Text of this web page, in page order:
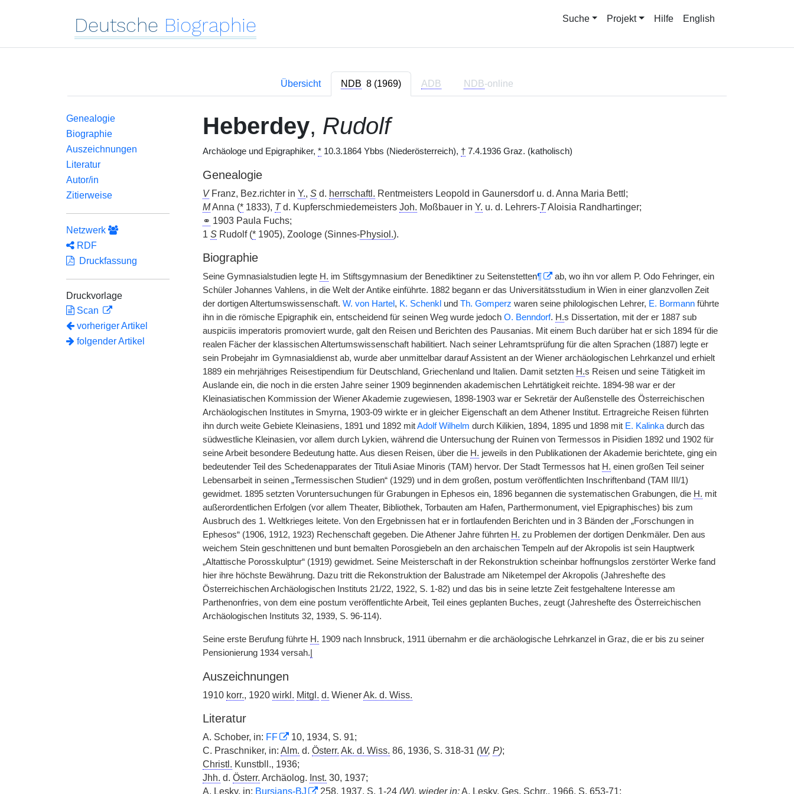
Deutsche Biographie Suche Projekt Hilfe English
Übersicht NDB 8 (1969) ADB NDB-online
Genealogie
Biographie
Auszeichnungen
Literatur
Autor/in
Zitierweise
Netzwerk
RDF
Druckfassung
Druckvorlage
Scan
vorheriger Artikel
folgender Artikel
Heberdey, Rudolf
Archäologe und Epigraphiker, *10.3.1864 Ybbs (Niederösterreich), †7.4.1936 Graz. (katholisch)
Genealogie
VFranz, Bez.richter in Y., Sd. herrschaftl. Rentmeisters Leopold in Gaunersdorf u. d. Anna Maria Bettl;
MAnna (*1833), Td. Kupferschmiedemeisters Joh. Moßbauer in Y. u. d. Lehrers-TAloisia Randhartinger;
⚭ 1903 Paula Fuchs;
1 SRudolf (*1905), Zoologe (Sinnes-Physiol.).
Biographie
Seine Gymnasialstudien legte H. im Stiftsgymnasium der Benediktiner zu Seitenstetten¶
ab, wo ihn vor allem P. Odo Fehringer, ein
Schüler Johannes Vahlens, in die Welt der Antike einführte. 1882 begann er das Universitätsstudium in Wien in einer glanzvollen Zeit
der dortigen Altertumswissenschaft. W. von Hartel , K. Schenkl und Th. Gomperz waren seine philologischen Lehrer, E. Bormannführte
ihn in die römische Epigraphik ein, entscheidend für seinen Weg wurde jedoch O. Benndorf. H.s Dissertation, mit der er 1887 sub
auspiciis imperatoris promoviert wurde, galt den Reisen und Berichten des Pausanias. Mit einem Buch darüber hat er sich 1894 für die
realen Fächer der klassischen Altertumswissenschaft habilitiert. Nach seiner Lehramtsprüfung für die alten Sprachen (1887) legte er
sein Probejahr im Gymnasialdienst ab, wurde aber unmittelbar darauf Assistent an der Wiener archäologischen Lehrkanzel und erhielt
1889 ein mehrjähriges Reisestipendium für Deutschland, Griechenland und Italien. Damit setzten H.s Reisen und seine Tätigkeit im
Auslande ein, die noch in die ersten Jahre seiner 1909 beginnenden akademischen Lehrtätigkeit reichte. 1894-98 war er der
Kleinasiatischen Kommission der Wiener Akademie zugewiesen, 1898-1903 war er Sekretär der Außenstelle des Österreichischen
Archäologischen Institutes in Smyrna, 1903-09 wirkte er in gleicher Eigenschaft an dem Athener Institut. Ertragreiche Reisen führten
ihn durch weite Gebiete Kleinasiens, 1891 und 1892 mitAdolf Wilhelm durch Kilikien, 1894, 1895 und 1898 mit E. Kalinkadurch das
südwestliche Kleinasien, vor allem durch Lykien, während die Untersuchung der Ruinen von Termessos in Pisidien 1892 und 1902 für
seine Arbeit besondere Bedeutung hatte. Aus diesen Reisen, über die H. jeweils in den Publikationen der Akademie berichtete, ging ein
bedeutender Teil des Schedenapparates der Tituli Asiae Minoris (TAM) hervor. Der Stadt Termessos hat H. einen großen Teil seiner
Lebensarbeit in seinen „Termessischen Studien“ (1929) und in dem großen, postum veröffentlichten Inschriftenband (TAM III/1)
gewidmet. 1895 setzten Voruntersuchungen für Grabungen in Ephesos ein, 1896 begannen die systematischen Grabungen, die H. mit
außerordentlichen Erfolgen (vor allem Theater, Bibliothek, Torbauten am Hafen, Parthermonument, viel Epigraphisches) bis zum
Ausbruch des 1. Weltkrieges leitete. Von den Ergebnissen hat er in fortlaufenden Berichten und in 3 Bänden der „Forschungen in
Ephesos“ (1906, 1912, 1923) Rechenschaft gegeben. Die Athener Jahre führten H. zu Problemen der dortigen Denkmäler. Den aus
weichem Stein geschnittenen und bunt bemalten Porosgiebeln an den archaischen Tempeln auf der Akropolis ist sein Hauptwerk
„Altattische Porosskulptur“ (1919) gewidmet. Seine Meisterschaft in der Rekonstruktion scheinbar hoffnungslos zerstörter Werke fand
hier ihre höchste Bewährung. Dazu tritt die Rekonstruktion der Balustrade am Niketempel der Akropolis (Jahreshefte des
Österreichischen Archäologischen Instituts 21/22, 1922, S. 1-82) und das bis in seine letzte Zeit festgehaltene Interesse am
Parthenonfries, von dem eine postum veröffentlichte Arbeit, Teil eines geplanten Buches, zeugt (Jahreshefte des Österreichischen
Archäologischen Instituts 32, 1939, S. 96-114).
Seine erste Berufung führte H. 1909 nach Innsbruck, 1911 übernahm er die archäologische Lehrkanzel in Graz, die er bis zu seiner
Pensionierung 1934 versah.
Auszeichnungen
1910 korr., 1920 wirkl. Mitgl. d. WienerAk. d. Wiss.
Literatur
A. Schober, in: FF
10, 1934, S. 91;
C. Praschniker, in: Alm. d. Österr. Ak. d. Wiss. 86, 1936, S. 318-31 (W, P);
Christl. Kunstbll., 1936;
Jhh. d. Österr. Archäolog. Inst. 30, 1937;
A. Lesky, in: Bursians-BJ 258, 1937, S. 1-24 (W), wieder in:A. Lesky, Ges. Schrr., 1966, S. 653-71;